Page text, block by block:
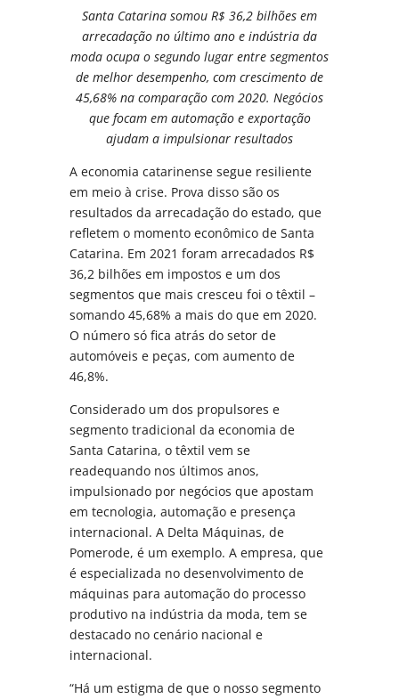
Santa Catarina somou R$ 36,2 bilhões em
arrecadação no último ano e indústria da
moda ocupa o segundo lugar entre segmentos
de melhor desempenho, com crescimento de
45,68% na comparação com 2020. Negócios
que focam em automação e exportação
ajudam a impulsionar resultados
A economia catarinense segue resiliente
em meio à crise. Prova disso são os
resultados da arrecadação do estado, que
refletem o momento econômico de Santa
Catarina. Em 2021 foram arrecadados R$
36,2 bilhões em impostos e um dos
segmentos que mais cresceu foi o têxtil –
somando 45,68% a mais do que em 2020.
O número só fica atrás do setor de
automóveis e peças, com aumento de
46,8%.
Considerado um dos propulsores e
segmento tradicional da economia de
Santa Catarina, o têxtil vem se
readequando nos últimos anos,
impulsionado por negócios que apostam
em tecnologia, automação e presença
internacional. A Delta Máquinas, de
Pomerode, é um exemplo. A empresa, que
é especializada no desenvolvimento de
máquinas para automação do processo
produtivo na indústria da moda, tem se
destacado no cenário nacional e
internacional.
“Há um estigma de que o nosso segmento